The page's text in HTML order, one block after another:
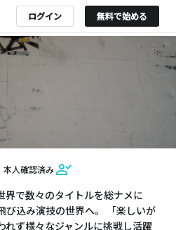
ログイン 無料で始める
本人確認済み
界で数々のタイトルを総ナメに
び込み演技の世界へ。 「楽しいが
れず様々なジャンルに挑戦し活躍